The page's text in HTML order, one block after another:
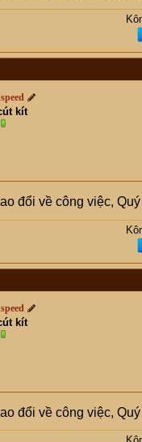
kít
đổi về công việc,
kít
đổi về công việc,